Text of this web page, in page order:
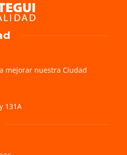
mejorar nuestra Ciudad
131A